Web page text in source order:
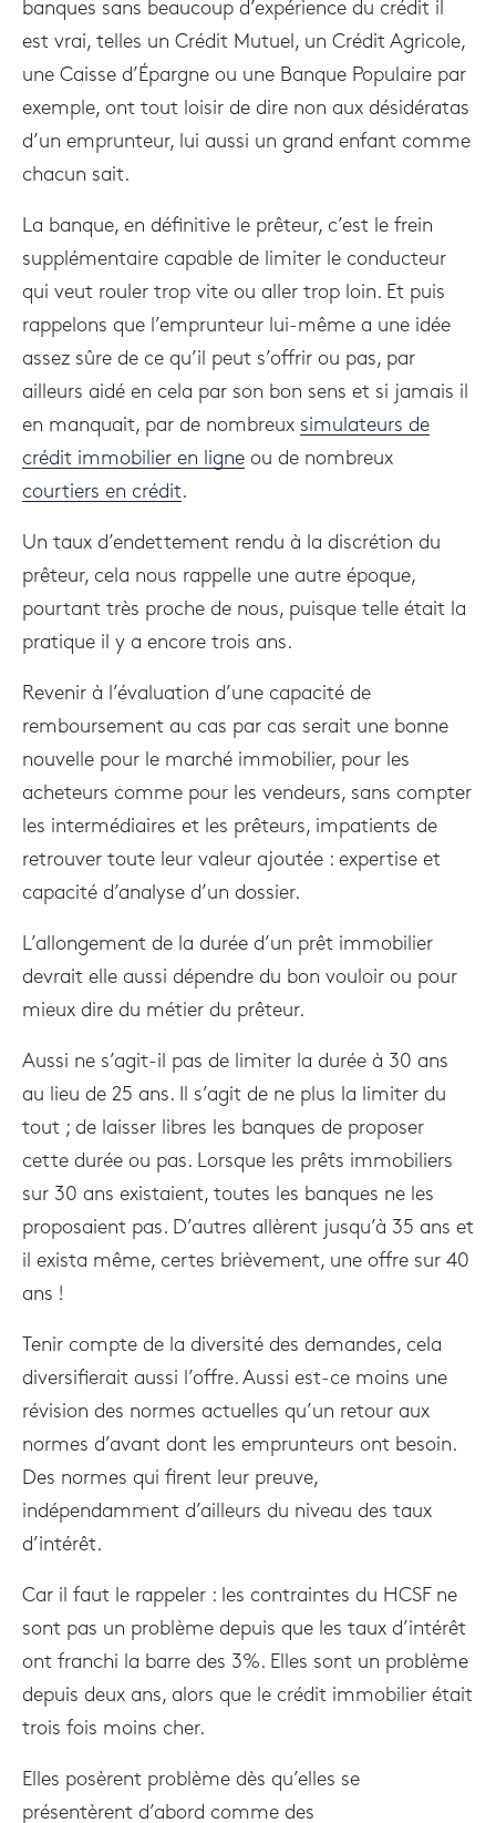
banques sans beaucoup d’expérience du crédit il
est vrai, telles un Crédit Mutuel, un Crédit Agricole,
une Caisse d’Épargne ou une Banque Populaire par
exemple, ont tout loisir de dire non aux désidératas
d’un emprunteur, lui aussi un grand enfant comme
chacun sait.
La banque, en définitive le prêteur, c’est le frein
supplémentaire capable de limiter le conducteur
qui veut rouler trop vite ou aller trop loin. Et puis
rappelons que l’emprunteur lui-même a une idée
assez sûre de ce qu’il peut s’offrir ou pas, par
ailleurs aidé en cela par son bon sens et si jamais il
en manquait, par de nombreux simulateurs de
crédit immobilier en ligne ou de nombreux
courtiers en crédit.
Un taux d’endettement rendu à la discrétion du
prêteur, cela nous rappelle une autre époque,
pourtant très proche de nous, puisque telle était la
pratique il y a encore trois ans.
Revenir à l’évaluation d’une capacité de
remboursement au cas par cas serait une bonne
nouvelle pour le marché immobilier, pour les
acheteurs comme pour les vendeurs, sans compter
les intermédiaires et les prêteurs, impatients de
retrouver toute leur valeur ajoutée : expertise et
capacité d’analyse d’un dossier.
L’allongement de la durée d’un prêt immobilier
devrait elle aussi dépendre du bon vouloir ou pour
mieux dire du métier du prêteur.
Aussi ne s’agit-il pas de limiter la durée à 30 ans
au lieu de 25 ans. Il s’agit de ne plus la limiter du
tout ; de laisser libres les banques de proposer
cette durée ou pas. Lorsque les prêts immobiliers
sur 30 ans existaient, toutes les banques ne les
proposaient pas. D’autres allèrent jusqu’à 35 ans et
il exista même, certes brièvement, une offre sur 40
ans !
Tenir compte de la diversité des demandes, cela
diversifierait aussi l’offre. Aussi est-ce moins une
révision des normes actuelles qu’un retour aux
normes d’avant dont les emprunteurs ont besoin.
Des normes qui firent leur preuve,
indépendamment d’ailleurs du niveau des taux
d’intérêt.
Car il faut le rappeler : les contraintes du HCSF ne
sont pas un problème depuis que les taux d’intérêt
ont franchi la barre des 3%. Elles sont un problème
depuis deux ans, alors que le crédit immobilier était
trois fois moins cher.
Elles posèrent problème dès qu’elles se
présentèrent d’abord comme des